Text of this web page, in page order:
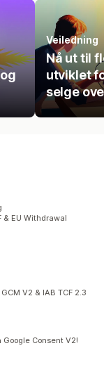
Veiledning
Nå ut til
utviklet
selge
& EU Withdrawal
V2 & IAB TCF 2.3
Google Consent V2!